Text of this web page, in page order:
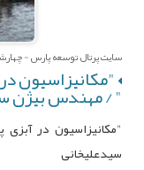
سایت پرتال توسعه پارس -
"مکانیزاسیون
" / مهندس بیژن
"مکانیزاسیون در
سیدعلیخانی